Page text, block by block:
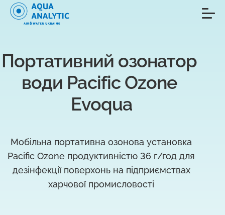
Портативний озонатор
води Pacific Ozone
Evoqua
Мобільна портативна озонова установка
Pacific Ozone продуктивністю 36 г/год для
дезінфекції поверхонь на підприємствах
харчової промисловості